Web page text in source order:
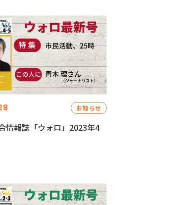
お知らせ
情報誌「ウォロ」2023年4